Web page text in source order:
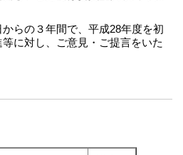
らの３年間で、平成28年度を初
に対し、ご意見・ご提言をいた